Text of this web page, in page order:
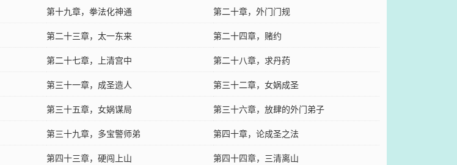
第十九章，拳法化神通
第二十章，外门门规
第二十三章，太一东来
第二十四章，赌约
第二十七章，上清宫中
第二十八章，求丹药
第三十一章，成圣造人
第三十二章，女娲成圣
第三十五章，女娲谋局
第三十六章，放肆的外门弟子
第三十九章，多宝警师弟
第四十章，论成圣之法
第四十三章，硬闯上山
第四十四章，三清离山